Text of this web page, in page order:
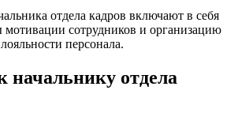
отдела кадров включают в себя
мотивации сотрудников и организацию
персонала.
начальнику отдела